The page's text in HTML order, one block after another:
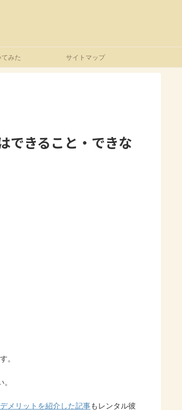
みた サイトマップ
できること・できな
。
メリットを紹介した記事もレンタル彼